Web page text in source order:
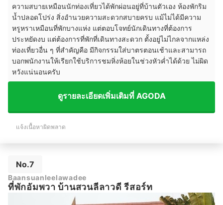
ความสบายเหมือนนักท่องเที่ยวได้พักผ่อนอยู่ที่บ้านตัวเอง ห้องพักริม
น้ำปลอดโปร่ง สิ่งอำนวยความสะดวกสบายครบ แม้ไม่ได้มีความ
หรูหราเหมือนที่พักบางแห่ง แต่ตอบโจทย์นักเดินทางที่ต้องการ
ประหยัดงบ แต่ต้องการที่พักที่เดินทางสะดวก ตั้งอยู่ไม่ไกลจากแหล่ง
ท่องเที่ยวอื่น ๆ ที่สำคัญคือ มีกิจกรรมใส่บาตรตอนเช้าและสามารถ
บอกพนักงานให้เรียกใช้บริการชมหิ่งห้อยในช่วงหัวค่ำได้ด้วย ไม่ผิด
หวังแน่นอนครับ
ดูรายละเอียดเพิ่มเติมที่ AGODA
แจ้งเนื้อหาผิดพลาด
No.7
Baansuanleelawadee
ที่พักอัมพวา บ้านสวนลีลาวดี รีสอร์ท